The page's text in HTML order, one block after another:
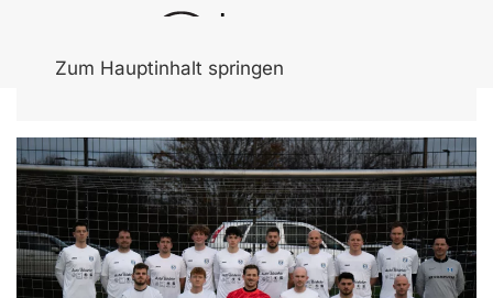
Zum Hauptinhalt springen